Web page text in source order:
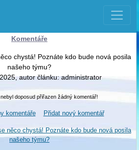
Komentáře
chystá! Poznáte kdo bude nová posila
našeho týmu?
autor článku: administrator
doposud přiřazen žádný komentář!
komentáře Přidat nový komentář
něco chystá! Poznáte kdo bude nová posila
našeho týmu?